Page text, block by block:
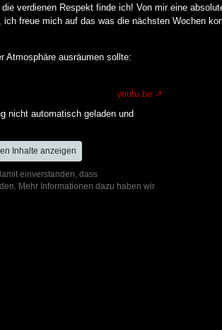
verdienen Respekt finde ich! Von mir eine
freue mich auf das was die nächsten Wochen
Atmosphäre ausräumen sollte:
youtu.be
nicht automatisch geladen und
Inhalte anzeigen
einverstanden, dass
Mehr Informationen dazu haben wir